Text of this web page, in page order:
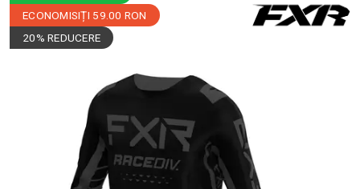
ECONOMISIȚI 59.00 RON
20% REDUCERE